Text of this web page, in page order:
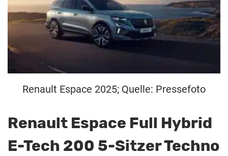
Renault Espace 2025; Quelle: Pressefoto
Renault Espace Full Hybrid
E-Tech 200 5-Sitzer Techno